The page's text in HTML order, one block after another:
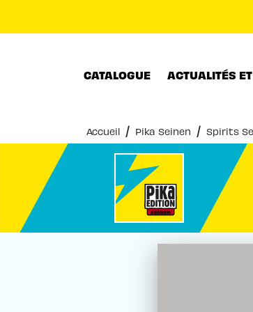
CATALOGUE ACTUALITÉS
Accueil / Pika Seinen / Spirits